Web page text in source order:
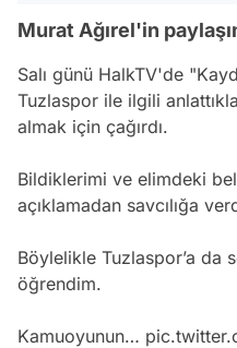
Murat Ağırel'in
Salı günü HalkTV'de
Tuzlaspor ile ilgili
almak için çağırdı.
Bildiklerimi ve elimdeki
açıklamadan savcılığa
Böylelikle Tuzlaspor’a da
öğrendim.
Kamuoyunun…